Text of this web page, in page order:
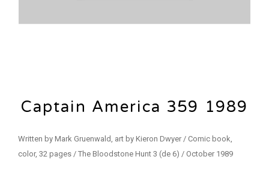
Captain America 359 1989
Written by Mark Gruenwald, art by Kieron Dwyer / Comic book,
color, 32 pages / The Bloodstone Hunt 3 (de 6) / October 1989